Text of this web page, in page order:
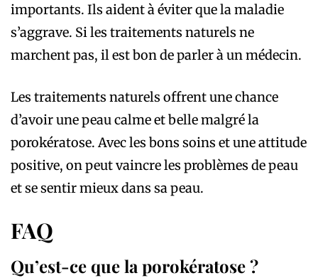
importants. Ils aident à éviter que la maladie
s’aggrave. Si les traitements naturels ne
marchent pas, il est bon de parler à un médecin.
Les traitements naturels offrent une chance
d’avoir une peau calme et belle malgré la
porokératose. Avec les bons soins et une attitude
positive, on peut vaincre les problèmes de peau
et se sentir mieux dans sa peau.
FAQ
Qu’est-ce que la porokératose ?